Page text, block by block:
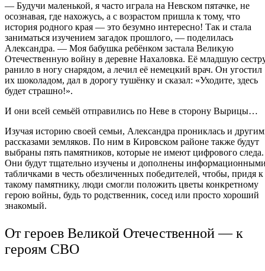
— Будучи маленькой, я часто играла на Невском пятачке, не
осознавая, где нахожусь, а с возрастом пришла к тому, что
история родного края — это безумно интересно! Так и стала
заниматься изучением загадок прошлого, — поделилась
Александра. — Моя бабушка ребёнком застала Великую
Отечественную войну в деревне Нахаловка. Её младшую
ранило в ногу снарядом, а лечил её немецкий врач. Он угостил
их шоколадом, дал в дорогу тушёнку и сказал: «Уходите, здесь
будет страшно!».
И они всей семьёй отправились по Неве в сторону Вырицы…
Изучая историю своей семьи, Александра прониклась и
рассказами земляков. По ним в Кировском районе также будут
выбраны пять памятников, которые не имеют цифрового следа.
Они будут тщательно изучены и дополнены
табличками в честь обезличенных победителей, чтобы, придя к
такому памятнику, люди смогли положить цветы конкретному
герою войны, будь то родственник, сосед или просто хороший
знакомый.
От героев Великой Отечественной — к
героям СВО